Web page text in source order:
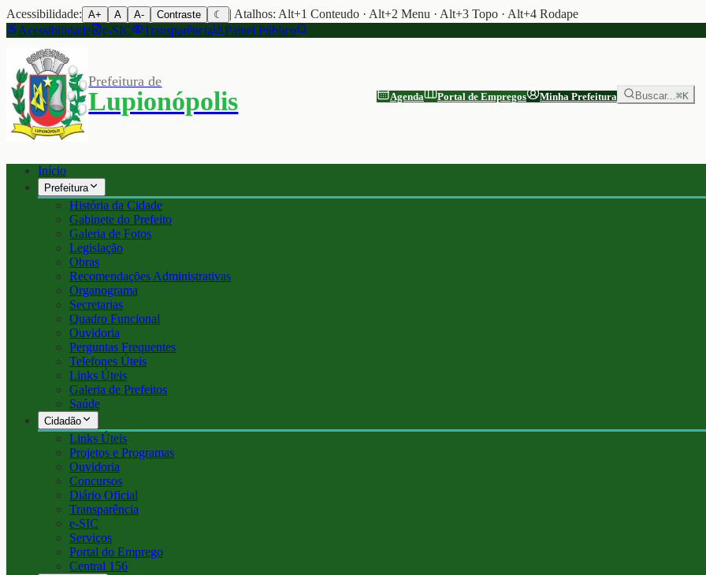
Acessibilidade: A+ A A- Contraste ☾
| Atalhos: Alt+1 Conteudo · Alt+2 Menu · Alt+3 Topo · Alt+4 Rodape
Acessibilidade
e-SIC Transparência Painel Público
Prefeitura de
Lupionópolis Agenda Portal de Empregos Minha Prefeitura Buscar...⌘K
Início
Prefeitura
História da Cidade
Gabinete do Prefeito
Galeria de Fotos
Legislação
Obras
Recomendações Administrativas
Organograma
Secretarias
Quadro Funcional
Ouvidoria
Perguntas Frequentes
Telefones Úteis
Links Úteis
Galeria de Prefeitos
Saúde
Cidadão
Links Úteis
Projetos e Programas
Ouvidoria
Concursos
Diário Oficial
Transparência
e-SIC
Serviços
Portal do Emprego
Central 156